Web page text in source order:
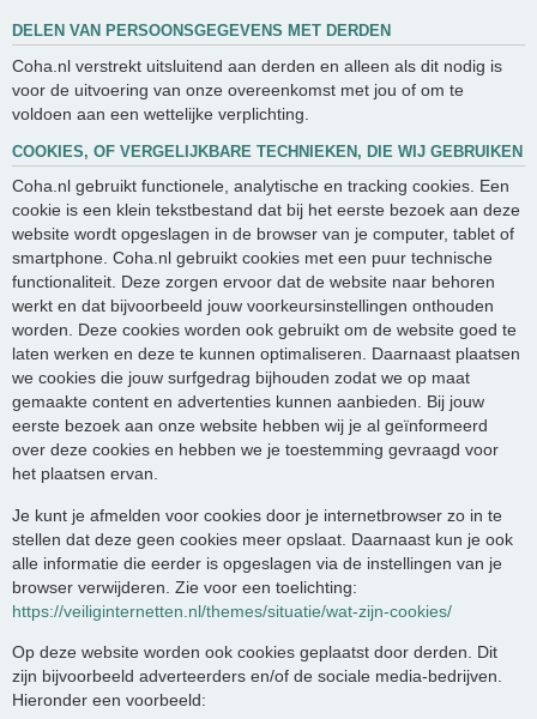
DELEN VAN PERSOONSGEGEVENS MET DERDEN
Coha.nl verstrekt uitsluitend aan derden en alleen als dit nodig is
voor de uitvoering van onze overeenkomst met jou of om te
voldoen aan een wettelijke verplichting.
COOKIES, OF VERGELIJKBARE TECHNIEKEN, DIE WIJ GEBRUIKEN
Coha.nl gebruikt functionele, analytische en tracking cookies. Een
cookie is een klein tekstbestand dat bij het eerste bezoek aan deze
website wordt opgeslagen in de browser van je computer, tablet of
smartphone. Coha.nl gebruikt cookies met een puur technische
functionaliteit. Deze zorgen ervoor dat de website naar behoren
werkt en dat bijvoorbeeld jouw voorkeursinstellingen onthouden
worden. Deze cookies worden ook gebruikt om de website goed te
laten werken en deze te kunnen optimaliseren. Daarnaast plaatsen
we cookies die jouw surfgedrag bijhouden zodat we op maat
gemaakte content en advertenties kunnen aanbieden. Bij jouw
eerste bezoek aan onze website hebben wij je al geïnformeerd
over deze cookies en hebben we je toestemming gevraagd voor
het plaatsen ervan.
Je kunt je afmelden voor cookies door je internetbrowser zo in te
stellen dat deze geen cookies meer opslaat. Daarnaast kun je ook
alle informatie die eerder is opgeslagen via de instellingen van je
browser verwijderen. Zie voor een toelichting:
https://veiliginternetten.nl/themes/situatie/wat-zijn-cookies/
Op deze website worden ook cookies geplaatst door derden. Dit
zijn bijvoorbeeld adverteerders en/of de sociale media-bedrijven.
Hieronder een voorbeeld: